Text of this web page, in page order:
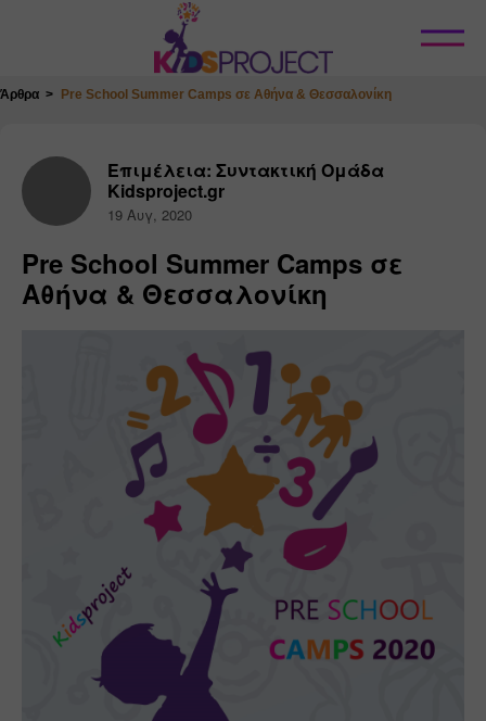
Κλείσιμο
Άρθρα Pre School Summer Camps σε Αθήνα & Θεσσαλονίκη
Επιμέλεια: Συντακτική Ομάδα
Kidsproject.gr
19 Αυγ, 2020
Pre School Summer Camps σε
Αθήνα & Θεσσαλονίκη